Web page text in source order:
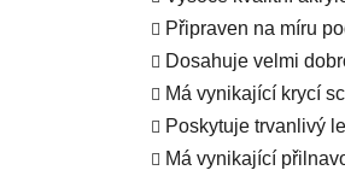
Připraven na míru
Dosahuje velmi
Má vynikající krycí
Poskytuje trvanlivý
Má vynikající